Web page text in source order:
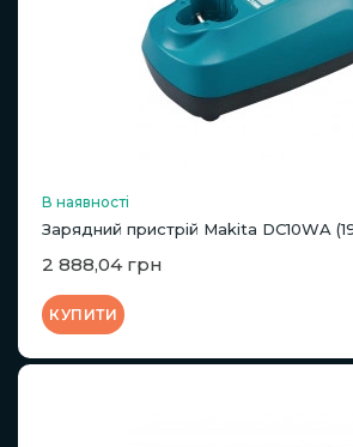
В наявності
Зарядний пристрій Makita DC10WA
2 888,04 грн
КУПИТИ